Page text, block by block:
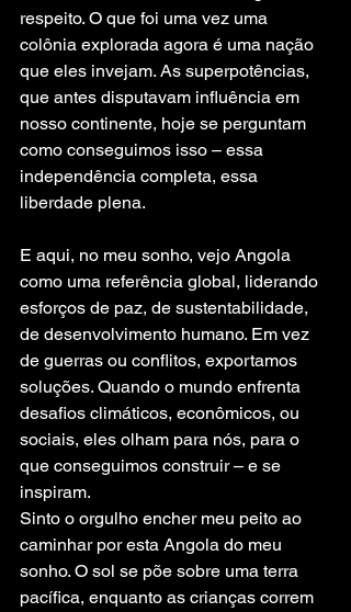
respeito. O que foi uma vez uma
colônia explorada agora é uma nação
que eles invejam. As superpotências,
que antes disputavam influência em
nosso continente, hoje se perguntam
como conseguimos isso – essa
independência completa, essa
liberdade plena.
E aqui, no meu sonho, vejo Angola
como uma referência global, liderando
esforços de paz, de sustentabilidade,
de desenvolvimento humano. Em vez
de guerras ou conflitos, exportamos
soluções. Quando o mundo enfrenta
desafios climáticos, econômicos, ou
sociais, eles olham para nós, para o
que conseguimos construir – e se
inspiram.
Sinto o orgulho encher meu peito ao
caminhar por esta Angola do meu
sonho. O sol se põe sobre uma terra
pacífica, enquanto as crianças correm